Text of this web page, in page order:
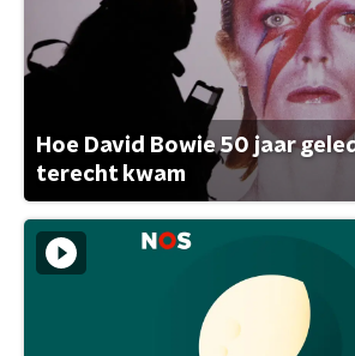
Hoe David Bowie 50 jaar
terecht kwam